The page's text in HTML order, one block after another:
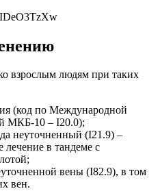
взрослым людям при таких
(код по Международной
МКБ-10 – I20.0);
неуточненный (I21.9) –
лечение в тандеме с
вены (I82.9), в том
вен.